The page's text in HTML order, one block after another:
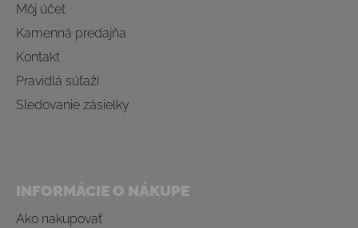
Môj účet
Kamenná predajňa
Kontakt
Pravidlá súťaží
Sledovanie zásielky
INFORMÁCIE O NÁKUPE
Ako nakupovať